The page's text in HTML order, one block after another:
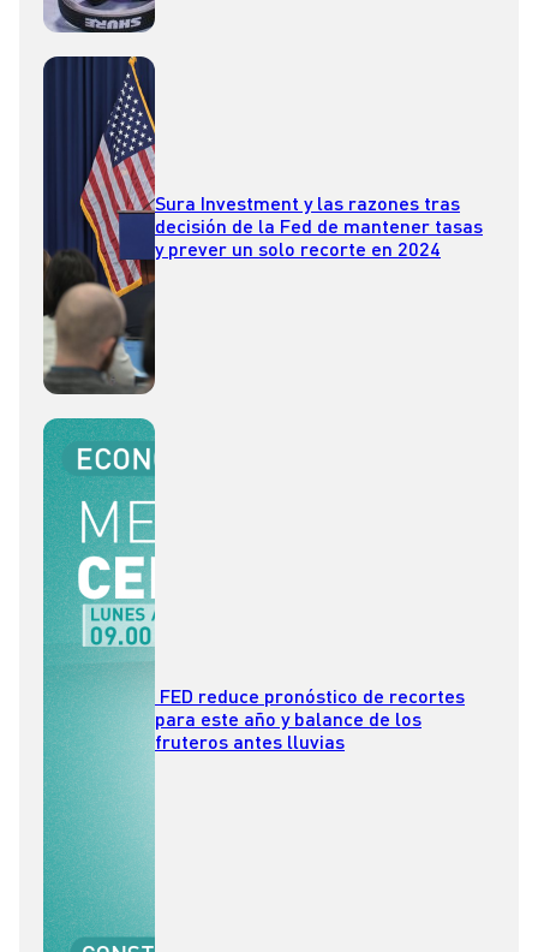
Sura Investment y las razones tras
decisión de la Fed de mantener tasas
y prever un solo recorte en 2024
FED reduce pronóstico de recortes
para este año y balance de los
fruteros antes lluvias